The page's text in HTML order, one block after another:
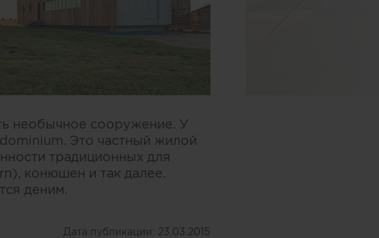
необычное сооружение. У
Это частный жилой
традиционных для
конюшен и так далее.
деним.
Дата публикации: 23.03.2015